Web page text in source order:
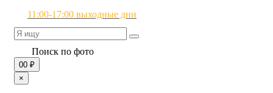
11:00-17:00 выходные дни
Поиск по фото
00 ₽
×